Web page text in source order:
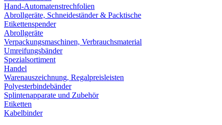
Hand-Automatenstrechfolien
Abrollgeräte, Schneideständer & Packtische
Etikettenspender
Abrollgeräte
Verpackungsmaschinen, Verbrauchsmaterial
Umreifungsbänder
Spezialsortiment
Handel
Warenauszeichnung, Regalpreisleisten
Polyesterbindebänder
Splintenapparate und Zubehör
Etiketten
Kabelbinder